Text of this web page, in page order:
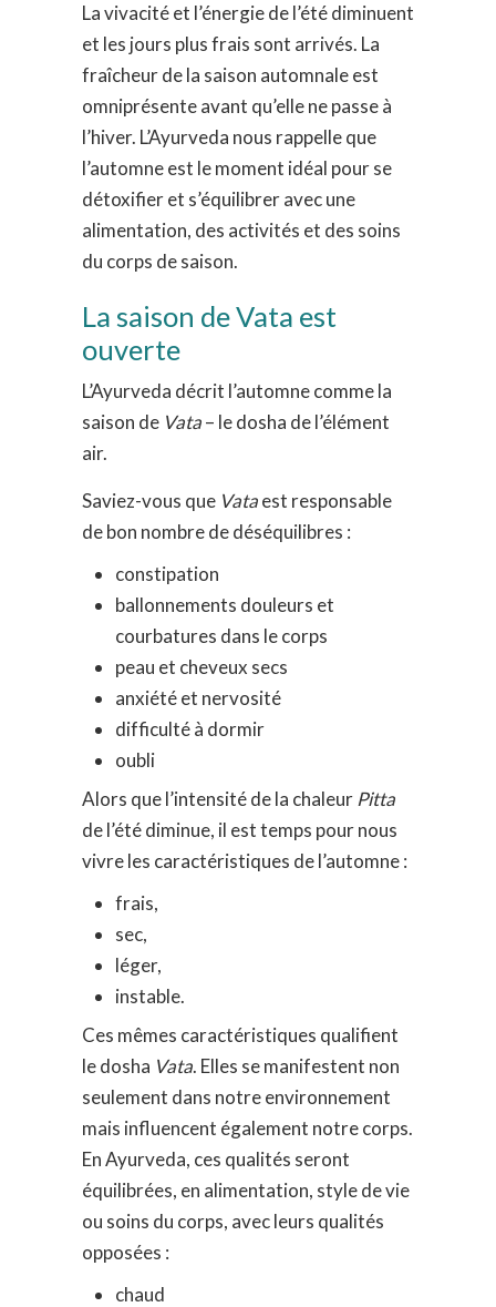
La vivacité et l’énergie de l’été diminuent
et les jours plus frais sont arrivés. La
fraîcheur de la saison automnale est
omniprésente avant qu’elle ne passe à
l’hiver. L’Ayurveda nous rappelle que
l’automne est le moment idéal pour se
détoxifier et s’équilibrer avec une
alimentation, des activités et des soins
du corps de saison.
La saison de Vata est
ouverte
L’Ayurveda décrit l’automne comme la
saison de Vata– le dosha de l’élément
air.
Saviez-vous que Vataest responsable
de bon nombre de déséquilibres :
constipation
ballonnements douleurs et
courbatures dans le corps
peau et cheveux secs
anxiété et nervosité
difficulté à dormir
oubli
Alors que l’intensité de la chaleur Pitta
de l’été diminue, il est temps pour nous
vivre les caractéristiques de l’automne :
frais,
sec,
léger,
instable.
Ces mêmes caractéristiques qualifient
le dosha Vata. Elles se manifestent non
seulement dans notre environnement
mais influencent également notre corps.
En Ayurveda, ces qualités seront
équilibrées, en alimentation, style de vie
ou soins du corps, avec leurs qualités
opposées :
chaud